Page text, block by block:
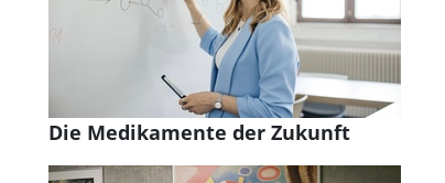
Die Medikamente der Zukunft